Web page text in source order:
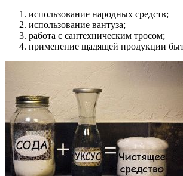
использование народных средств;
использование вантуза;
работа с сантехническим тросом;
применение щадящей продукции